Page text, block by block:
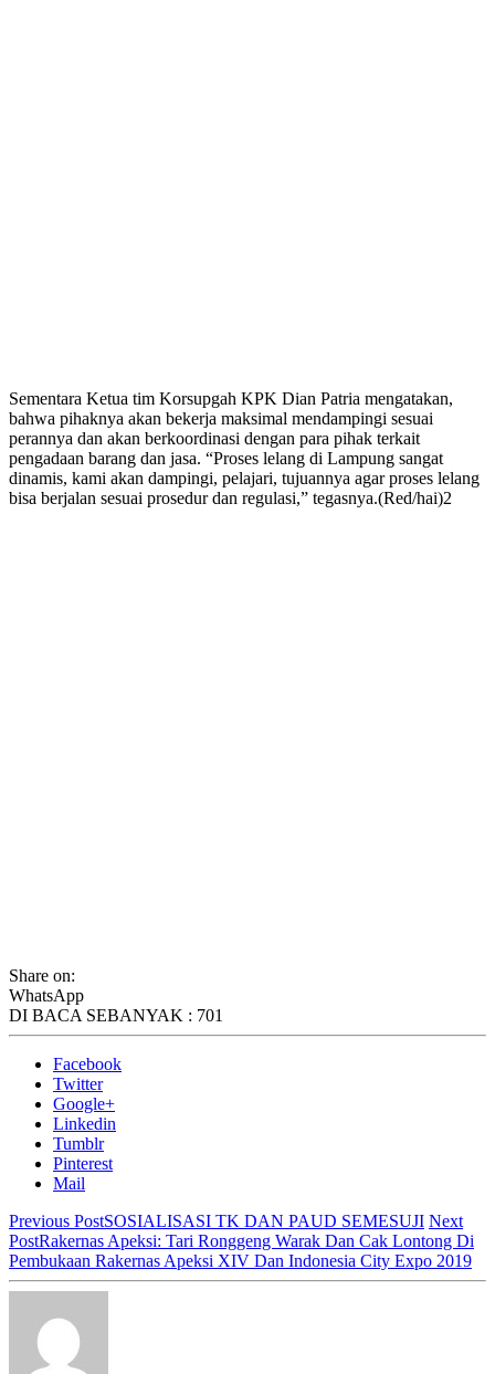
Sementara Ketua tim Korsupgah KPK Dian Patria mengatakan,
bahwa pihaknya akan bekerja maksimal mendampingi sesuai
perannya dan akan berkoordinasi dengan para pihak terkait
pengadaan barang dan jasa. “Proses lelang di Lampung sangat
dinamis, kami akan dampingi, pelajari, tujuannya agar proses lelang
bisa berjalan sesuai prosedur dan regulasi,” tegasnya.(Red/hai)2
Share on:
WhatsApp
DI BACA SEBANYAK : 701
Facebook
Twitter
Google+
Linkedin
Tumblr
Pinterest
Mail
Previous PostSOSIALISASI TK DAN PAUD SEMESUJI Next
PostRakernas Apeksi: Tari Ronggeng Warak Dan Cak Lontong Di
Pembukaan Rakernas Apeksi XIV Dan Indonesia City Expo 2019